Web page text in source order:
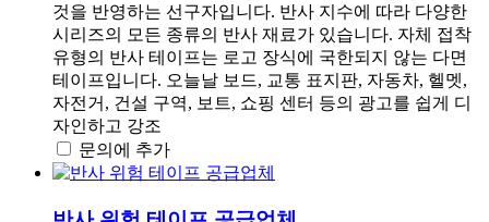
것을 반영하는 선구자입니다. 반사 지수에 따라 다양한
시리즈의 모든 종류의 반사 재료가 있습니다. 자체 접착
유형의 반사 테이프는 로고 장식에 국한되지 않는 다면
테이프입니다. 오늘날 보드, 교통 표지판, 자동차, 헬멧,
자전거, 건설 구역, 보트, 쇼핑 센터 등의 광고를 쉽게 디
자인하고 강조
문의에 추가